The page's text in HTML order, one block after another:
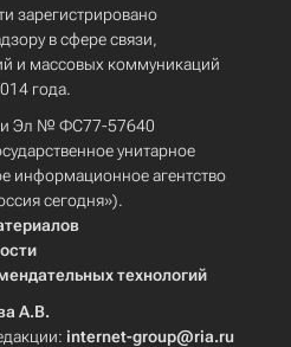
зарегистрировано
в сфере связи,
и массовых коммуникаций
года.
Эл № ФС77-57640
унитарное
информационное агентство
сегодня»).
технологий
А.В.
internet-group@ria.ru